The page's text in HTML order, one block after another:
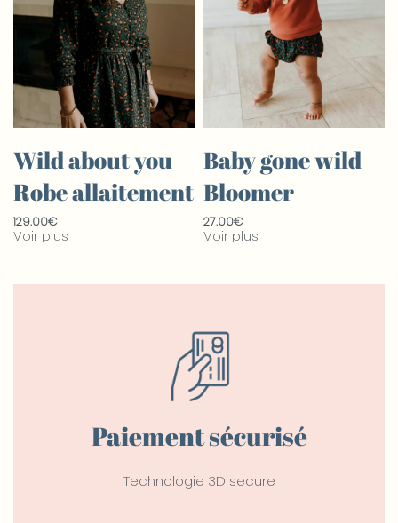
Wild about you –
Robe allaitement
129.00€
Voir plus
Baby gone wild –
Bloomer
27.00€
Voir plus
Paiement sécurisé
Technologie 3D secure